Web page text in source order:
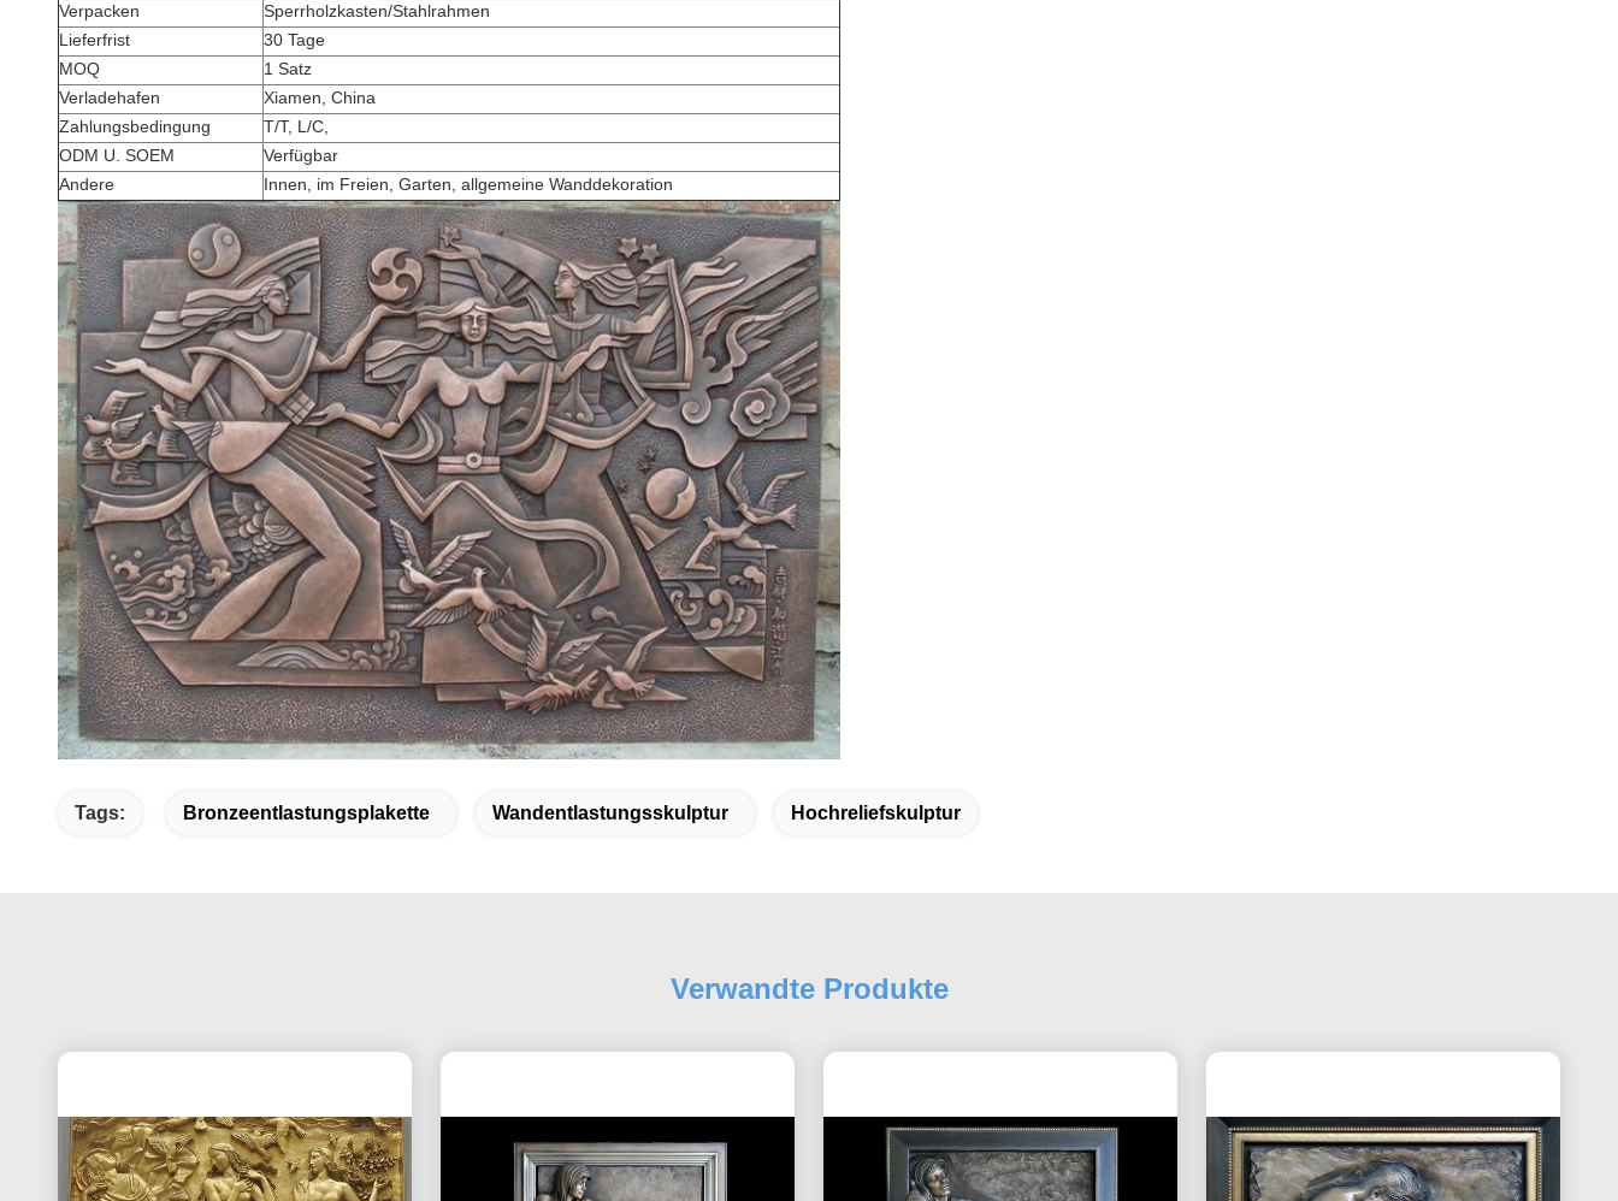
Verpacken
Sperrholzkasten/Stahlrahmen
Lieferfrist
30 Tage
MOQ
1 Satz
Verladehafen
Xiamen, China
Zahlungsbedingung
T/T, L/C,
ODM U. SOEM
Verfügbar
Andere
Innen, im Freien, Garten, allgemeine Wanddekoration
Tags: Bronzeentlastungsplakette Wandentlastungsskulptur Hochreliefskulptur
Verwandte Produkte